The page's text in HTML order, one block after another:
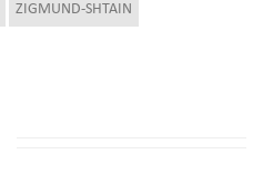
ZIGMUND-SHTAIN